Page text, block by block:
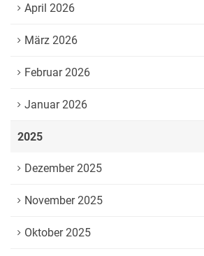
April 2026
März 2026
Februar 2026
Januar 2026
2025
Dezember 2025
November 2025
Oktober 2025